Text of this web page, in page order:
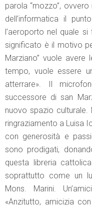
parola “mozzo”,
dell’informatica il
l’aeroporto nel quale
significato è il motivo
Marziano” vuole
tempo, vuole essere
atterrare». Il
successore di san
nuovo spazio
ringraziamento a Luisa
con generosità e
sono prodigati,
questa libreria
soprattutto come un
Mons. Marini.
«Anzitutto, amicizia